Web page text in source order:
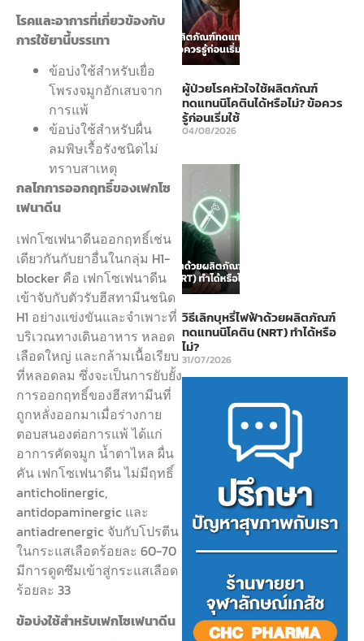
โรคและอาการที่เกี่ยวข้องกับ
การใช้ยานี้บรรเทา
ข้อบ่งใช้สำหรับเยื่อ
โพรงจมูกอักเสบจาก
การแพ้
ข้อบ่งใช้สำหรับผื่น
ลมพิษเรื้อรังชนิดไม่
ทราบสาเหตุ
กลไกการออกฤทธิ์ของเฟกโซ
เฟนาดีน
เฟกโซเฟนาดีนออกฤทธิ์เช่น
เดียวกันกับยาอื่นในกลุ่ม H1-
blocker คือ เฟกโซเฟนาดีน
เข้าจับกับตัวรับฮีสทามีนชนิด
H1 อย่างแข่งขันและจำเพาะที่
บริเวณทางเดินอาหาร หลอด
เลือดใหญ่ และกล้ามเนื้อเรียบ
ที่หลอดลม ซึ่งจะเป็นการยับยั้ง
การออกฤทธิ์ของฮีสทามีนที่
ถูกหลั่งออกมาเมื่อร่างกาย
ตอบสนองต่อการแพ้ ได้แก่
อาการคัดจมูก น้ำตาไหล ผื่น
คัน เฟกโซเฟนาดีน ไม่มีฤทธิ์
anticholinergic,
antidopaminergic และ
antiadrenergic จับกับโปรตีน
ในกระแสเลือดร้อยละ 60-70
มีการดูดซึมเข้าสู่กระแสเลือด
ร้อยละ 33
ข้อบ่งใช้สำหรับเฟกโซเฟนาดีน
ผู้ป่วยโรคหัวใจใช้ผลิตภัณฑ์
ทดแทนนิโคตินได้หรือไม่? ข้อควร
รู้ก่อนเริ่มใช้
04/08/2026
วิธีเลิกบุหรี่ไฟฟ้าด้วยผลิตภัณฑ์
ทดแทนนิโคติน (NRT) ทำได้หรือ
ไม่?
31/07/2026